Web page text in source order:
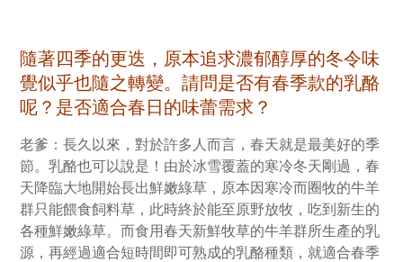
隨著四季的更迭，原本追求濃郁醇厚的冬令味
覺似乎也隨之轉變。請問是否有春季款的乳酪
呢？是否適合春日的味蕾需求？
老爹：長久以來，對於許多人而言，春天就是最美好的季
節。乳酪也可以說是！由於冰雪覆蓋的寒冷冬天剛過，春
天降臨大地開始長出鮮嫩綠草，原本因寒冷而圈牧的牛羊
群只能餵食飼料草，此時終於能至原野放牧，吃到新生的
各種鮮嫩綠草。而食用春天新鮮牧草的牛羊群所生產的乳
源，再經過適合短時間即可熟成的乳酪種類，就適合春季